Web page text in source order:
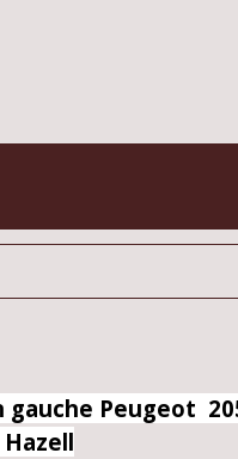
gauche Peugeot